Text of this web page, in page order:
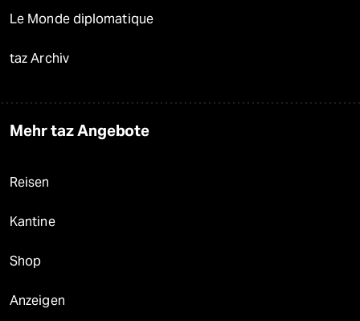
Le Monde diplomatique
taz Archiv
Mehr taz Angebote
Reisen
Kantine
Shop
Anzeigen